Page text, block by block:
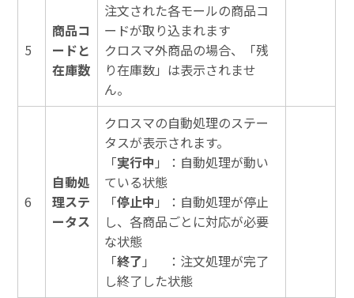
5
商品コ
ードと
在庫数
注文された各モールの商品コ
ードが取り込まれます
クロスマ外商品の場合、「残
り在庫数」は表示されませ
ん。
6
自動処
理ステ
ータス
クロスマの自動処理のステー
タスが表示されます。
「実行中 」：自動処理が動い
ている状態
「停止中 」：自動処理が停止
し、各商品ごとに対応が必要
な状態
「終了 」 ：注文処理が完了
し終了した状態